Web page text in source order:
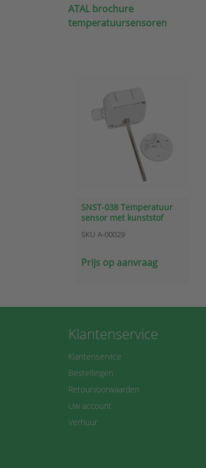
ATAL brochure
temperatuursensoren
SNST-038 Temperatuur
sensor met kunststof
SKU A-00029
Prijs op aanvraag
Klantenservice
Klantenservice
Bestellingen
Retourvoorwaarden
Uw account
Verhuur